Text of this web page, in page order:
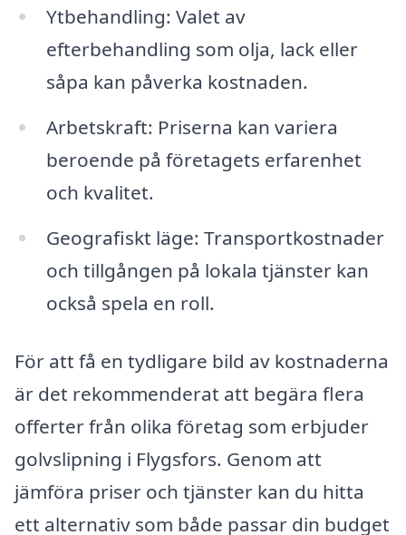
Ytbehandling: Valet av
efterbehandling som olja, lack eller
såpa kan påverka kostnaden.
Arbetskraft: Priserna kan variera
beroende på företagets erfarenhet
och kvalitet.
Geografiskt läge: Transportkostnader
och tillgången på lokala tjänster kan
också spela en roll.
För att få en tydligare bild av kostnaderna
är det rekommenderat att begära flera
offerter från olika företag som erbjuder
golvslipning i Flygsfors. Genom att
jämföra priser och tjänster kan du hitta
ett alternativ som både passar din budget